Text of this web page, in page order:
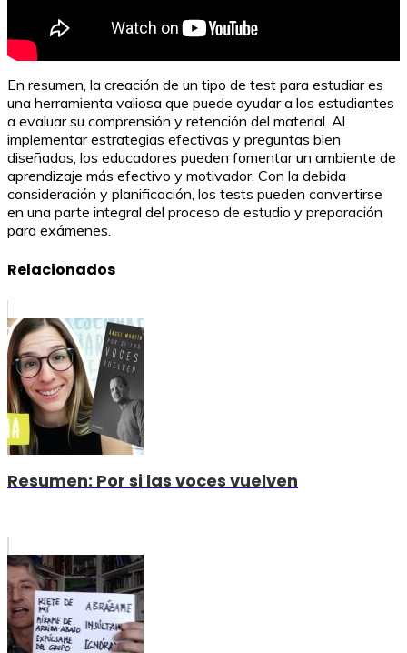
En resumen, la creación de un tipo de test para estudiar es
una herramienta valiosa que puede ayudar a los estudiantes
a evaluar su comprensión y retención del material. Al
implementar estrategias efectivas y preguntas bien
diseñadas, los educadores pueden fomentar un ambiente de
aprendizaje más efectivo y motivador. Con la debida
consideración y planificación, los tests pueden convertirse
en una parte integral del proceso de estudio y preparación
para exámenes.
Relacionados
Resumen: Por si las voces vuelven